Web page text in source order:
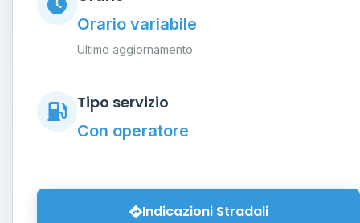
Orario variabile
Ultimo aggiornamento:
Tipo servizio
Con operatore
Indicazioni Stradali